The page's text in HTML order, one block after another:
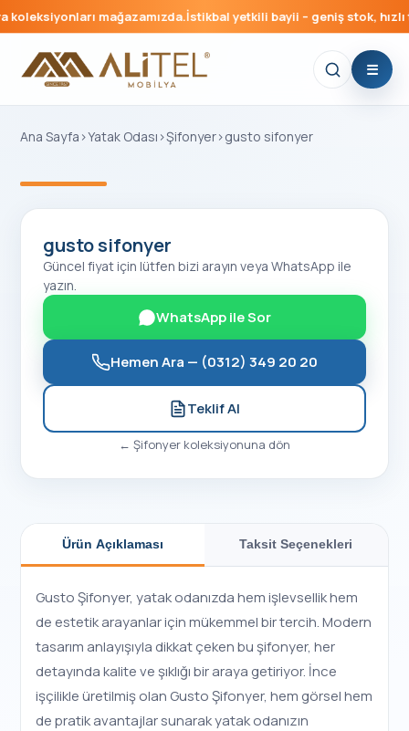
mağazamızda.İstikbal yetkili bayii – geniş stok, hızlı
Ana Sayfa ›Yatak Odası ›Şifonyer›gusto sifonyer
gusto sifonyer
Güncel fiyat için lütfen bizi arayın veya WhatsApp ile
yazın.
WhatsApp ile Sor
Hemen Ara — (0312) 349 20 20
Teklif Al
← Şifonyer koleksiyonuna dön
Ürün Açıklaması Taksit Seçenekleri
Gusto Şifonyer, yatak odanızda hem işlevsellik hem
de estetik arayanlar için mükemmel bir tercih. Modern
tasarım anlayışıyla dikkat çeken bu şifonyer, her
detayında kalite ve şıklığı bir araya getiriyor. İnce
işçilikle üretilmiş olan Gusto Şifonyer, hem görsel hem
de pratik avantajlar sunarak yatak odanızın